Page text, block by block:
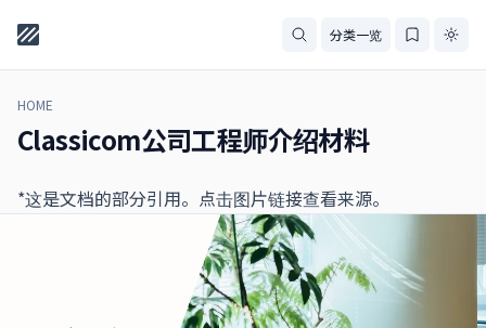
分类一览
HOME
Classicom公司工程师介绍材料
*这是文档的部分引用。点击图片链接查看来源。